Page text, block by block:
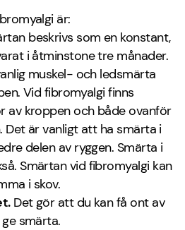
är:
beskrivs som en konstant,
i åtminstone tre månader.
muskel- och ledsmärta
Vid fibromyalgi finns
av kroppen och både ovanför
Det är vanligt att ha smärta i
delen av ryggen. Smärta i
Smärtan vid fibromyalgi kan
i skov.
Det gör att du kan få ont av
smärta.